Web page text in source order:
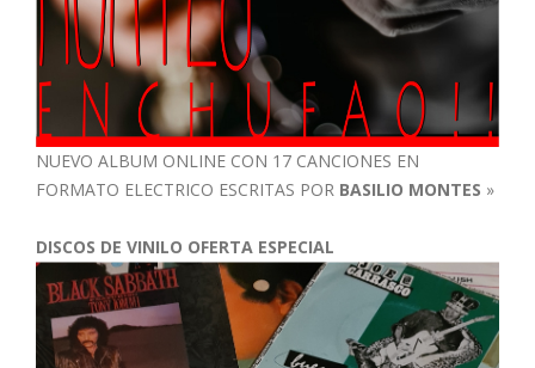
NUEVO ALBUM ONLINE CON 17 CANCIONES EN
FORMATO ELECTRICO ESCRITAS POR BASILIO MONTES »
DISCOS DE VINILO OFERTA ESPECIAL